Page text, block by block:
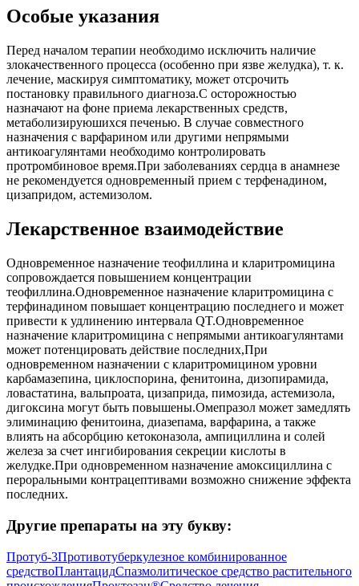
Особые указания
Перед началом терапии необходимо исключить наличие
злокачественного процесса (особенно при язве желудка), т. к.
лечение, маскируя симптоматику, может отсрочить
постановку правильного диагноза.С осторожностью
назначают на фоне приема лекарственных средств,
метаболизируюшихся печенью. В случае совместного
назначения с варфарином или другими непрямыми
антикоагулянтами необходимо контролировать
протромбиновое время.При заболеваниях сердца в анамнезе
не рекомендуется одновременный прием с терфенадином,
цизапридом, астемизолом.
Лекарственное взаимодействие
Одновременное назначение теофиллина и кларитромицина
сопровождается повышением концентрации
теофиллина.Одновременное назначение кларитромицина с
терфинадином повышает концентрацию последнего и может
привести к удлинению интервала QT.Одновременное
назначение кларитромицина с непрямыми антикоагулянтами
может потенцировать действие последних,При
одновременном назначении с кларитромицином уровни
карбамазепина, циклоспорина, фенитоина, дизопирамида,
ловастатина, вальпроата, цизаприда, пимозида, астемизола,
дигоксина могут быть повышены.Омепразол может замедлять
элиминацию фенитоина, диазепама, варфарина, а также
влиять на абсорбцию кетоконазола, ампициллина и солей
железа за счет ингибирования секреции кислоты в
желудке.При одновременном назначение амоксициллина с
пероральными контрацептивами возможно снижение эффекта
последних.
Другие препараты на эту букву:
Протуб-3Противотуберкулезное комбинированное
средствоПлантацидСпазмолитическое средство растительного